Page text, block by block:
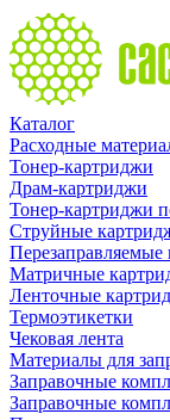
Каталог
Расходные
Тонер-картриджи
Драм-картриджи
Тонер-картриджи
Струйные
Перезаправляемые
Матричные
Ленточные
Термоэтикетки
Чековая лента
Материалы для
Заправочные
Заправочные